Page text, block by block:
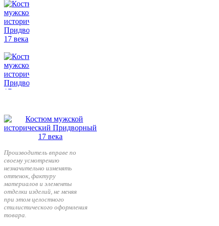
Производитель вправе по
своему усмотрению
незначительно изменять
оттенок, фактуру
материалов и элементы
отделки изделий, не меняя
при этом целостного
стилистического оформления
товара.